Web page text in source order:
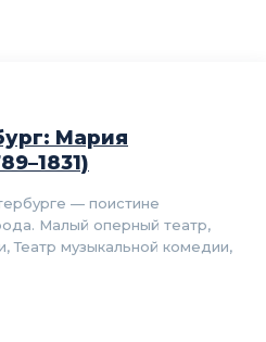
Мария
— поистине
Малый оперный театр,
Театр музыкальной комедии,